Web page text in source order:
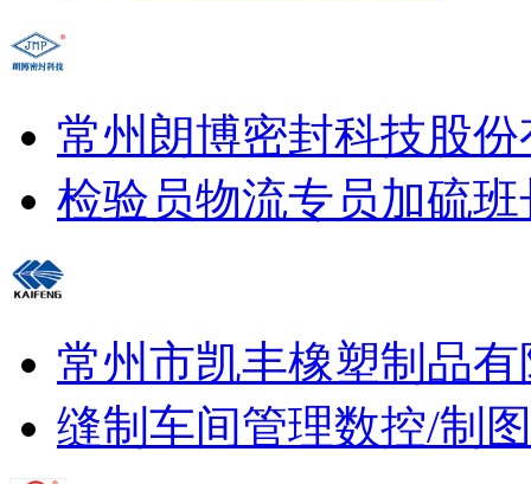
常州朗博密封科技股
检验员物流专员加硫班
常州市凯丰橡塑制品
缝制车间管理数控/制